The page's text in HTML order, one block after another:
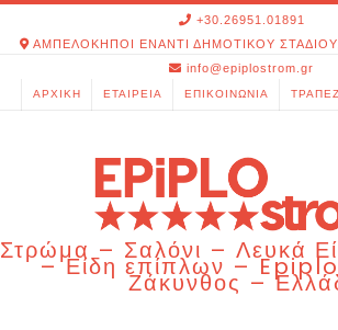
+30.26951.01891
ΑΜΠΕΛΟΚΗΠΟΙ ΕΝΑΝΤΙ ΔΗΜΟΤΙΚΟΥ
info@epiplostrom.gr
ΑΡΧΙΚΉ ΕΤΑΙΡΕΊΑ ΕΠΙΚΟΙΝΩΝΊΑ
Στρώμα – Σαλόνι – Λευκά
– Είδη επίπλων –
Ζάκυνθος –